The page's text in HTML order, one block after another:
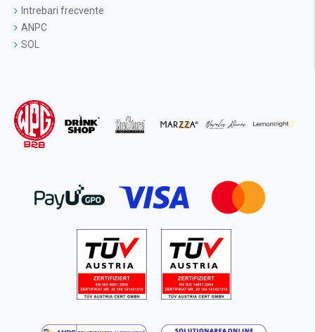
Intrebari frecvente
ANPC
SOL